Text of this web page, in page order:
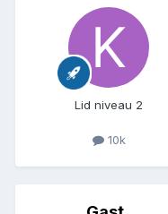
Lid niveau 2
10k